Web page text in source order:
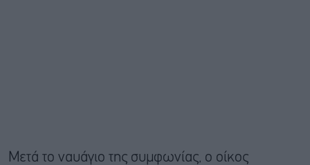
Μετά το ναυάγιο της συμφωνίας, ο οίκος